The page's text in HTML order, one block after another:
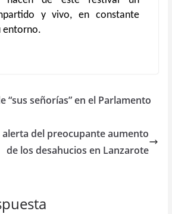
y vivo, en constante
entorno.
“sus señorías” en el Parlamento
alerta del preocupante aumento
de los desahucios en Lanzarote